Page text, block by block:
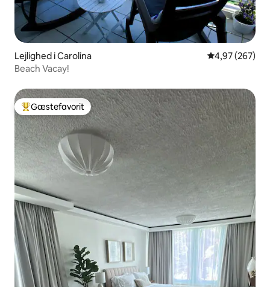
Lejlighed i Carolina 4,97 ud af 5 i
4,97 (267)
Beach Vacay!
Bedste gæstefavorit
Gæstefavorit